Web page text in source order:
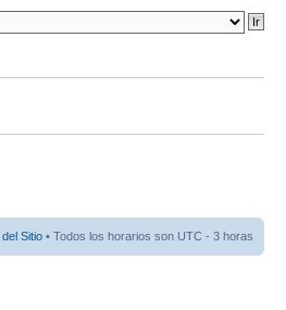
Sitio • Todos los horarios son UTC - 3 horas